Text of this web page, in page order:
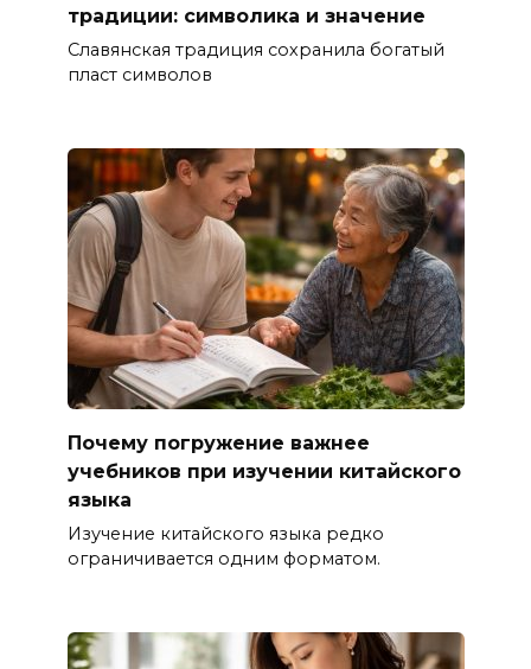
традиции: символика и значение
Славянская традиция сохранила богатый
пласт символов
Почему погружение важнее
учебников при изучении китайского
языка
Изучение китайского языка редко
ограничивается одним форматом.